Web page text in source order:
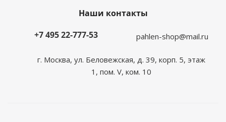
Наши контакты
+7 495 22-777-53
pahlen-shop@mail.ru
г. Москва, ул. Беловежская, д. 39, корп. 5, этаж
1, пом. V, ком. 10